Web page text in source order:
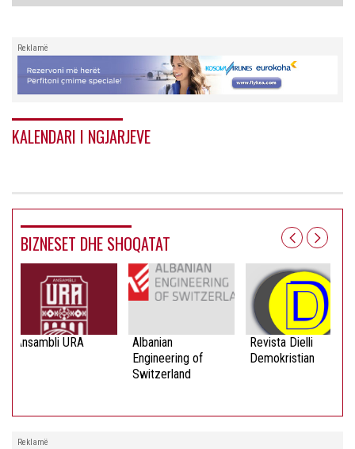
Reklamë
KALENDARI I NGJARJEVE
BIZNESET DHE SHOQATAT
Ansambli URA
Albanian
Engineering of
Switzerland
Revista Dielli
Demokristian
Reklamë